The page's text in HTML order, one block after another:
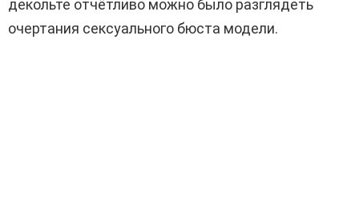
декольте отчётливо можно было разглядеть
очертания сексуального бюста модели.